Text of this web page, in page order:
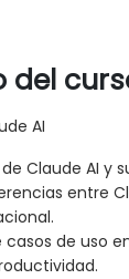
del
AI
Claude AI y
entre
casos de uso